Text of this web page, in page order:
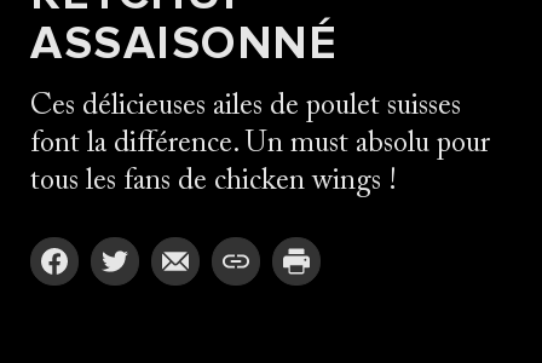
ASSAISONNÉ
Ces délicieuses ailes de poulet suisses
font la différence. Un must absolu pour
tous les fans de chicken wings !